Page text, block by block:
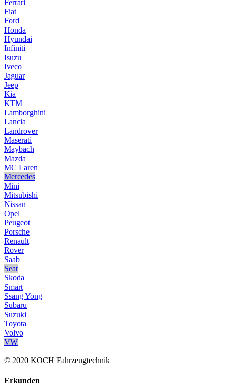
Ferrari
Fiat
Ford
Honda
Hyundai
Infiniti
Isuzu
Iveco
Jaguar
Jeep
Kia
KTM
Lamborghini
Lancia
Landrover
Maserati
Maybach
Mazda
MC Laren
Mercedes
Mini
Mitsubishi
Nissan
Opel
Peugeot
Porsche
Renault
Rover
Saab
Seat
Skoda
Smart
Ssang Yong
Subaru
Suzuki
Toyota
Volvo
VW
© 2020 KOCH Fahrzeugtechnik
Erkunden